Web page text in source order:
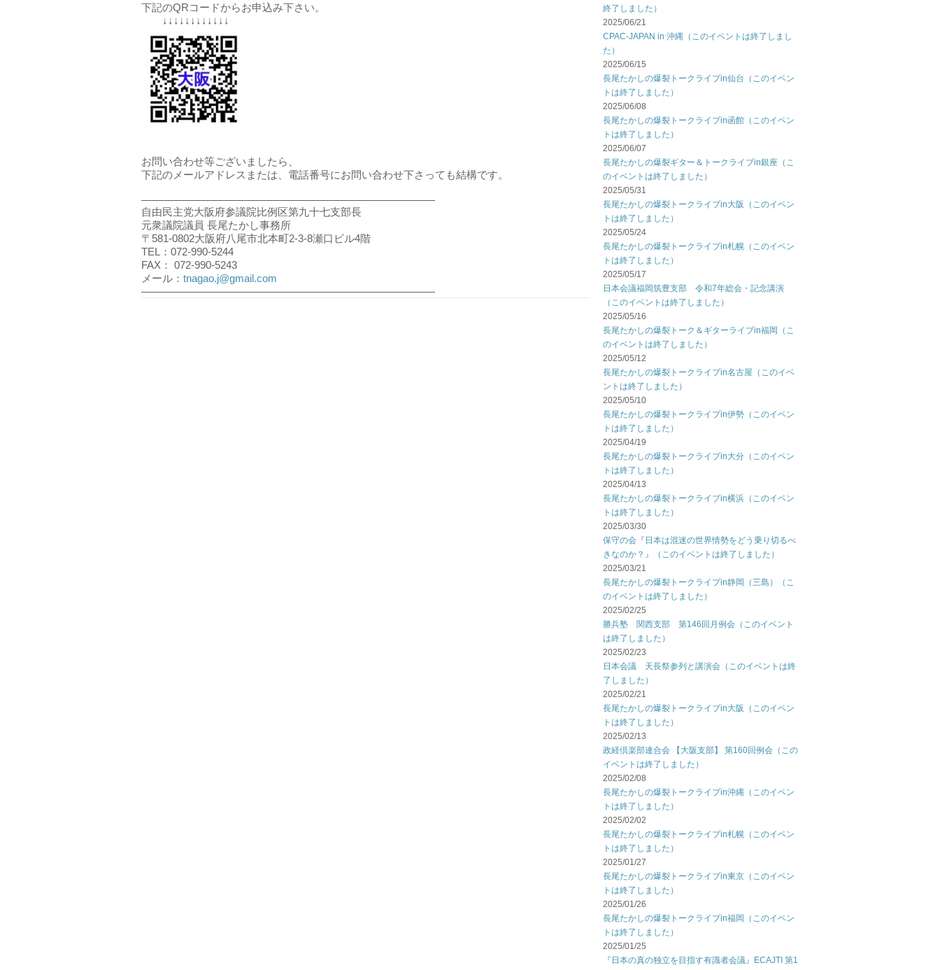
下記のQRコードからお申込み下さい。
↓↓↓↓↓↓↓↓↓↓↓↓
お問い合わせ等ございましたら、
下記のメールアドレスまたは、電話番号にお問い合わせ下さっても結構です。
――――――――――――――――――――――――――――
自由民主党大阪府参議院比例区第九十七支部長
元衆議院議員 長尾たかし事務所
〒581-0802大阪府八尾市北本町2-3-8瀬口ビル4階
TEL：072-990-5244
FAX： 072-990-5243
メール： tnagao.j@gmail.com
――――――――――――――――――――――――――――
終了しました）
2025/06/21
CPAC-JAPAN in 沖縄（このイベントは終了しまし
た）
2025/06/15
長尾たかしの爆裂トークライブin仙台（このイベン
トは終了しました）
2025/06/08
長尾たかしの爆裂トークライブin函館（このイベン
トは終了しました）
2025/06/07
長尾たかしの爆裂ギター＆トークライブin銀座（こ
のイベントは終了しました）
2025/05/31
長尾たかしの爆裂トークライブin大阪（このイベン
トは終了しました）
2025/05/24
長尾たかしの爆裂トークライブin札幌（このイベン
トは終了しました）
2025/05/17
日本会議福岡筑豊支部 令和7年総会・記念講演
（このイベントは終了しました）
2025/05/16
長尾たかしの爆裂トーク＆ギターライブin福岡（こ
のイベントは終了しました）
2025/05/12
長尾たかしの爆裂トークライブin名古屋（このイベ
ントは終了しました）
2025/05/10
長尾たかしの爆裂トークライブin伊勢（このイベン
トは終了しました）
2025/04/19
長尾たかしの爆裂トークライブin大分（このイベン
トは終了しました）
2025/04/13
長尾たかしの爆裂トークライブin横浜（このイベン
トは終了しました）
2025/03/30
保守の会『日本は混迷の世界情勢をどう乗り切るべ
きなのか？』（このイベントは終了しました）
2025/03/21
長尾たかしの爆裂トークライブin静岡（三島）（こ
のイベントは終了しました）
2025/02/25
勝兵塾 関西支部 第146回月例会（このイベント
は終了しました）
2025/02/23
日本会議 天長祭参列と講演会（このイベントは終
了しました）
2025/02/21
長尾たかしの爆裂トークライブin大阪（このイベン
トは終了しました）
2025/02/13
政経倶楽部連合会 【大阪支部】 第160回例会（この
イベントは終了しました）
2025/02/08
長尾たかしの爆裂トークライブin沖縄（このイベン
トは終了しました）
2025/02/02
長尾たかしの爆裂トークライブin札幌（このイベン
トは終了しました）
2025/01/27
長尾たかしの爆裂トークライブin東京（このイベン
トは終了しました）
2025/01/26
長尾たかしの爆裂トークライブin福岡（このイベン
トは終了しました）
2025/01/25
『日本の真の独立を目指す有識者会議』ECAJTI 第1